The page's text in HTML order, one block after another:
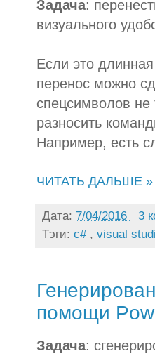
Задача:
визуального
Если это
перенос можно
спецсимволов не
разносить
Например, есть
ЧИТАТЬ ДАЛЬШЕ »
Дата: 7/04/2016
3
Тэги: c# , visual
помощи
Задача: